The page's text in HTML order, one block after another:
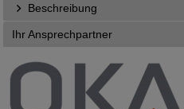
Beschreibung
Ihr Ansprechpartner